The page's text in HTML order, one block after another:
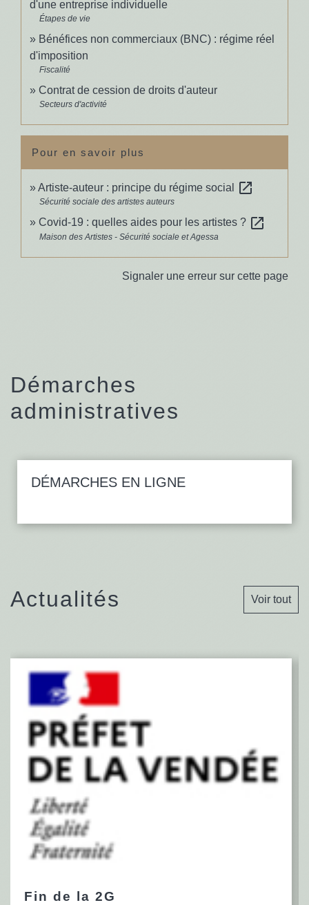
d'une entreprise individuelle
Étapes de vie
Bénéfices non commerciaux (BNC) : régime réel
d'imposition
Fiscalité
Contrat de cession de droits d'auteur
Secteurs d'activité
Pour en savoir plus
Artiste-auteur : principe du régime social open_in_new
Sécurité sociale des artistes auteurs
Covid-19 : quelles aides pour les artistes ? open_in_new
Maison des Artistes - Sécurité sociale et Agessa
Signaler une erreur sur cette page
Démarches
administratives
DÉMARCHES EN LIGNE
Actualités Voir tout
Fin de la 2G